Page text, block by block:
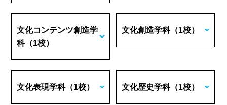
文化コンテンツ創造学
科（1校）
文化創造学科（1校）
文化表現学科（1校） 文化歴史学科（1校）